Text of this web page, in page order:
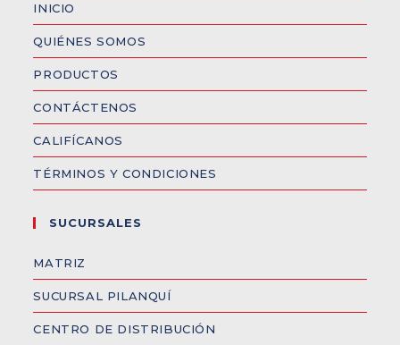
INICIO
QUIÉNES SOMOS
PRODUCTOS
CONTÁCTENOS
CALIFÍCANOS
TÉRMINOS Y CONDICIONES
SUCURSALES
MATRIZ
SUCURSAL PILANQUÍ
CENTRO DE DISTRIBUCIÓN